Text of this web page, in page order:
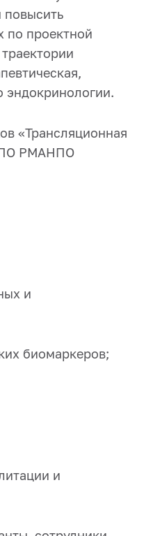
повысить
по проектной
эндокринологии.
«Трансляционная
РМАНПО
и
биомаркеров;
и